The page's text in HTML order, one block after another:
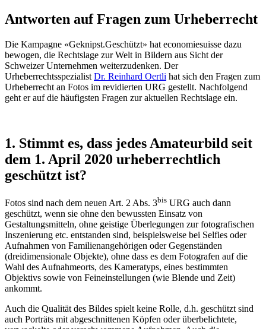
Antworten auf Fragen zum Urheberrecht
Die Kampagne «Geknipst.Geschützt» hat economiesuisse dazu
bewogen, die Rechtslage zur Welt in Bildern aus Sicht der
Schweizer Unternehmen weiterzudenken. Der
Urheberrechtsspezialist Dr. Reinhard Oertli hat sich den Fragen zum
Urheberrecht an Fotos im revidierten URG gestellt. Nachfolgend
geht er auf die häufigsten Fragen zur aktuellen Rechtslage ein.
1. Stimmt es, dass jedes Amateurbild seit
dem 1. April 2020 urheberrechtlich
geschützt ist?
Fotos sind nach dem neuen Art. 2 Abs. 3bis URG auch dann
geschützt, wenn sie ohne den bewussten Einsatz von
Gestaltungsmitteln, ohne geistige Überlegungen zur fotografischen
Inszenierung etc. entstanden sind, beispielsweise bei Selfies oder
Aufnahmen von Familienangehörigen oder Gegenständen
(dreidimensionale Objekte), ohne dass es dem Fotografen auf die
Wahl des Aufnahmeorts, des Kameratyps, eines bestimmten
Objektivs sowie von Feineinstellungen (wie Blende und Zeit)
ankommt.
Auch die Qualität des Bildes spielt keine Rolle, d.h. geschützt sind
auch Porträts mit abgeschnittenen Köpfen oder überbelichtete,